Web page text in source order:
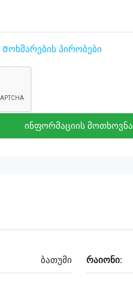
Მოხმარების პირობები
ინფორმაციის მოთხოვნა
ბათუმი რაიონი: